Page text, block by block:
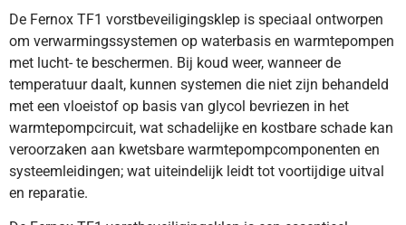
De Fernox TF1 vorstbeveiligingsklep is speciaal ontworpen
om verwarmingssystemen op waterbasis en warmtepompen
met lucht- te beschermen. Bij koud weer, wanneer de
temperatuur daalt, kunnen systemen die niet zijn behandeld
met een vloeistof op basis van glycol bevriezen in het
warmtepompcircuit, wat schadelijke en kostbare schade kan
veroorzaken aan kwetsbare warmtepompcomponenten en
systeemleidingen; wat uiteindelijk leidt tot voortijdige uitval
en reparatie.